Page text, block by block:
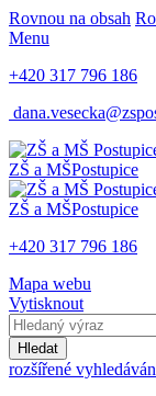
Rovnou na obsah
Menu
+420 317 796 186
ZŠ a MŠPostupice
ZŠ a MŠPostupice
+420 317 796 186
Mapa webu
Vytisknout
Hledat
rozšířené